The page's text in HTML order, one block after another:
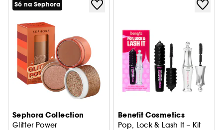
Só na Sephora
Sephora Collection
Glitter Power
Benefit Cosmetics
Pop, Lock & Lash It – Kit